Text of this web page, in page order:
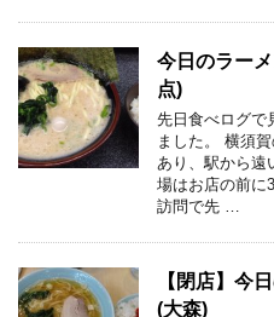
今日のラー
点)
先日食べログで
ました。 横須
あり、駅から遠
場はお店の前に
訪問で先 …
【閉店】今
(大森)